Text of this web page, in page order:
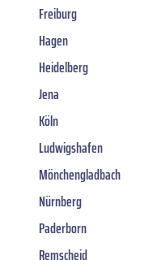
Freiburg
Hagen
Heidelberg
Jena
Köln
Ludwigshafen
Mönchengladbach
Nürnberg
Paderborn
Remscheid